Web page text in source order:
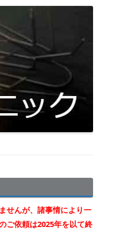
せんが、諸事情により一
ご依頼は2025年を以て終